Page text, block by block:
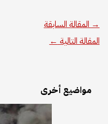
→ المقالة السابقة
المقالة التالية ←
مواضيع أخرى